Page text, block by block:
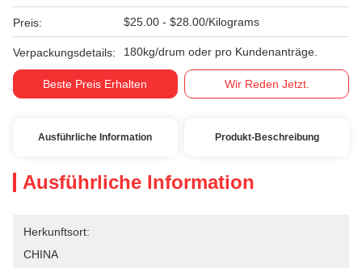
Preis: $25.00 - $28.00/Kilograms
Verpackungsdetails: 180kg/drum oder pro Kundenanträge.
Beste Preis Erhalten Wir Reden Jetzt.
Ausführliche Information Produkt-Beschreibung
Ausführliche Information
Herkunftsort:
CHINA